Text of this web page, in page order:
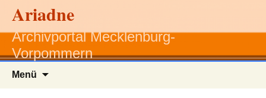
Ariadne
Archivportal Mecklenburg-
Vorpommern
Menü